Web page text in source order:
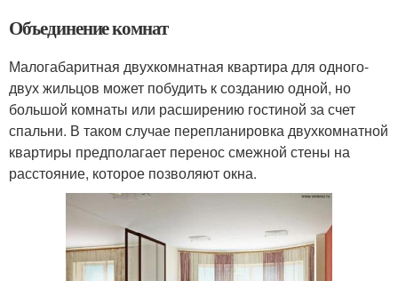
Объединение комнат
Малогабаритная двухкомнатная квартира для одного-
двух жильцов может побудить к созданию одной, но
большой комнаты или расширению гостиной за счет
спальни. В таком случае перепланировка двухкомнатной
квартиры предполагает перенос смежной стены на
расстояние, которое позволяют окна.